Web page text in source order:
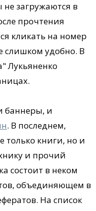
загружаются в
прочтения
кликать на номер
слишком удобно. В
Лукьяненко
баннеры, и
. В последнем,
только книги, но и
и прочий
состоит в неком
объединяющем в
На список